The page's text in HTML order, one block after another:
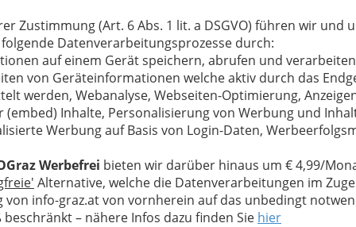
Zustimmung (Art. 6 Abs. 1 lit. a DSGVO) führen wir und
Datenverarbeitungsprozesse durch:
auf einem Gerät speichern, abrufen und
von Geräteinformationen welche aktiv durch das
werden, Webanalyse, Webseiten-Optimierung,
(embed) Inhalte, Personalisierung von Werbung und
Werbung auf Basis von Login-Daten,
Werbefrei bieten wir darüber hinaus um € 4,99/
Alternative, welche die Datenverarbeitungen im
von info-graz.at von vornherein auf das unbedingt
beschränkt – nähere Infos dazu finden Sie hier
bewahren, verwenden wir an dieser Stelle zur
Ihre Nachricht wird nach dem Absenden
Volckmar Gesellschaft m.b.H.
Meine Nachricht